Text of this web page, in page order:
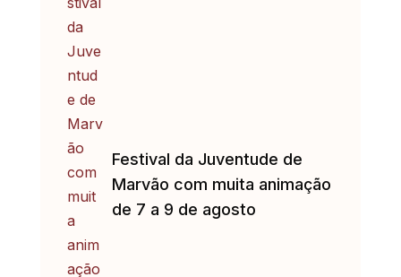
Festival da Juventude de
Marvão com muita animação
de 7 a 9 de agosto